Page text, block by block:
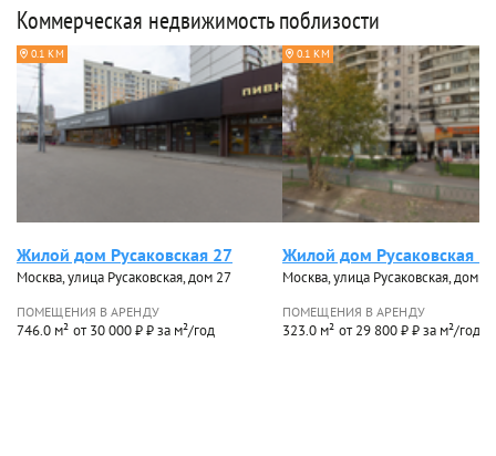
Коммерческая недвижимость поблизости
0.1 КМ
Жилой дом Русаковская 27
Москва, улица Русаковская, дом 27
ПОМЕЩЕНИЯ В АРЕНДУ
746.0 м² от 30 000 ₽ ₽ за м²/год
0.1 КМ
Жилой дом Русаковская
Москва, улица Русаковская, дом 29
ПОМЕЩЕНИЯ В АРЕНДУ
323.0 м² от 29 800 ₽ ₽ за м²/год